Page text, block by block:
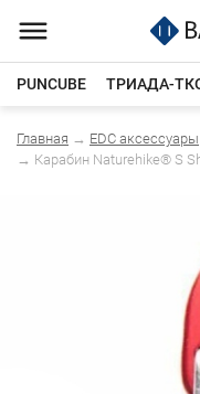
PUNCUBE ТРИАДА-
Каталог
Главная → EDC аксессуары
→ Карабин Naturehike® S